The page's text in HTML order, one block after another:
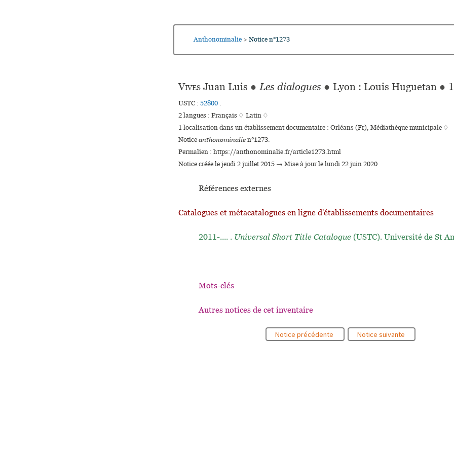
Anthonominalie > Notice n°1273
Vives Juan Luis ● Les dialogues ● Lyon : Louis Huguetan ●
USTC : 52800 .
2 langues : Français ♢ Latin ♢
1 localisation dans un établissement documentaire : Orléans (Fr), Médiathèque muni­ci­pale ♢
Noticeanthonominalien°1273.
Permalien : https://anthonominalie.fr/article1273.html
Notice créée le jeudi 2 juillet 2015 → Mise à jour le lundi 22 juin 2020
Références externes
Catalogues et métacatalogues en ligne d'établissements documentaires
2011-.... . Universal Short Title Catalogue (USTC). Université de St
Mots-clés
Autres notices de cet inventaire
Notice précédente Notice suivante